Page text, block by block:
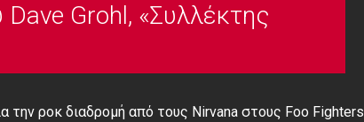
Dave Grohl, «Συλλέκτης
την ροκ διαδρομή από τους Nirvana στους Foo Fighters